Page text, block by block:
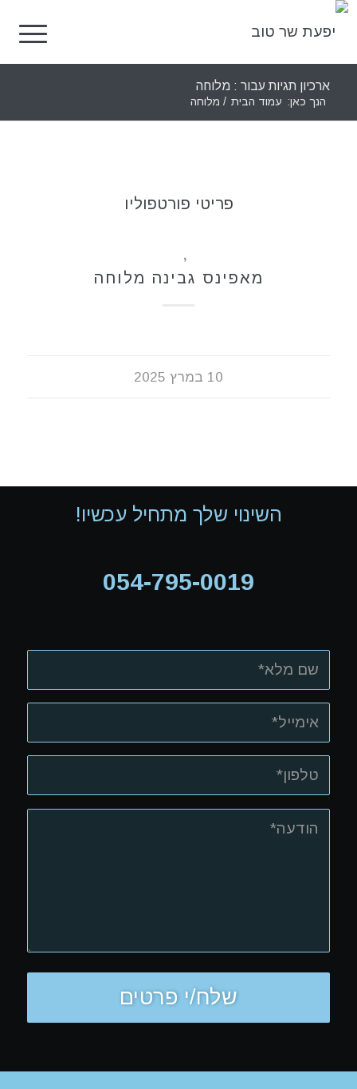
ארכיון תגיות עבור : מלוחה
הנך כאן: עמוד הבית / מלוחה
פריטי פורטפוליו
,
מאפינס גבינה מלוחה
10 במרץ 2025
השינוי שלך מתחיל עכשיו!
054-795-0019